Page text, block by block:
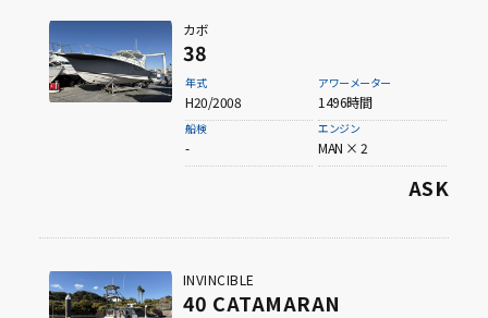
カボ
38
年式
H20/2008
アワーメーター
1496時間
船検
-
エンジン
MAN × 2
ASK
INVINCIBLE
40 CATAMARAN